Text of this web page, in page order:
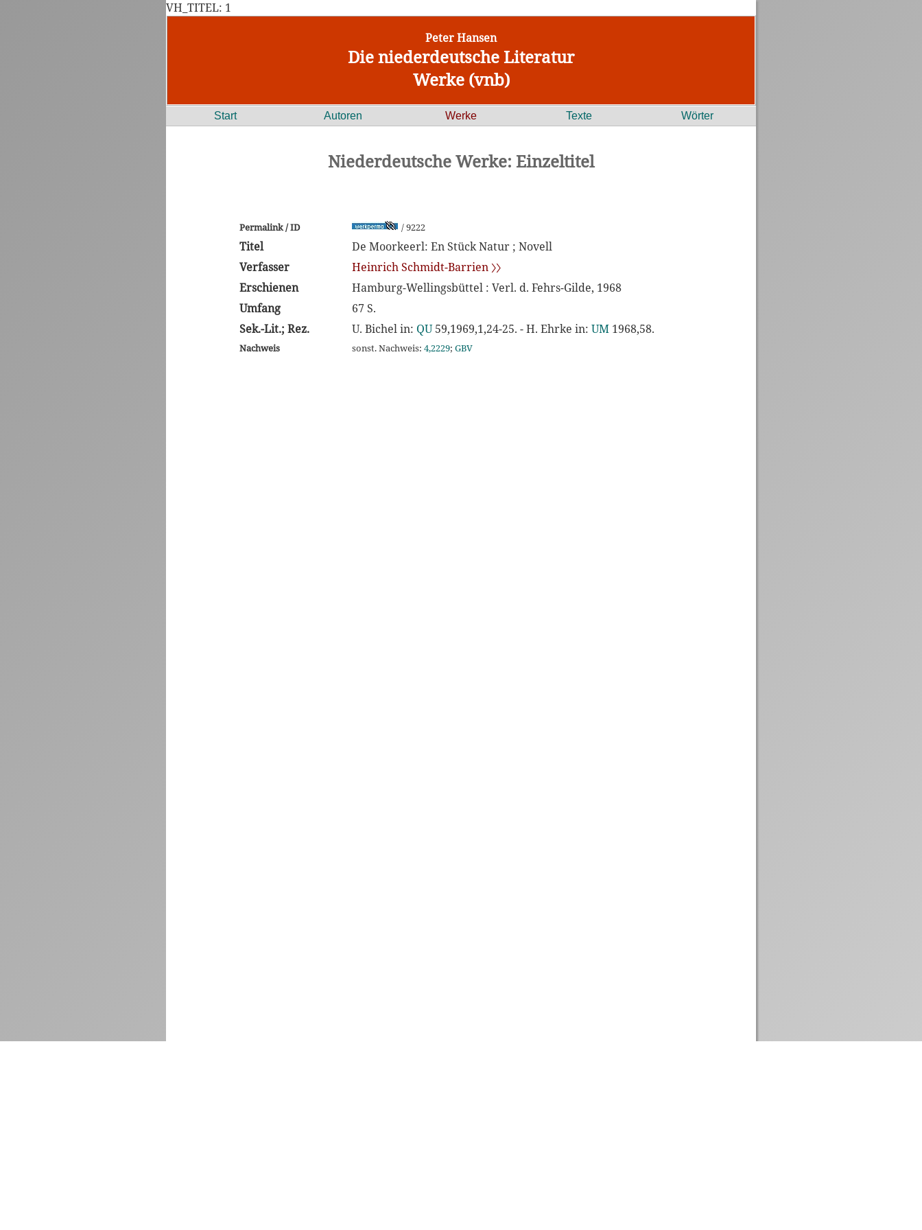
VH_TITEL: 1
Peter Hansen
Die niederdeutsche Literatur
Werke (vnb)
Start Autoren Werke Texte Wörter
Niederdeutsche Werke: Einzeltitel
Permalink / ID / 9222
Titel
De Moorkeerl: En Stück Natur ; Novell
Verfasser
Heinrich Schmidt-Barrien 〉〉
Erschienen
Hamburg-Wellingsbüttel : Verl. d. Fehrs-Gilde, 1968
Umfang
67 S.
Sek.-Lit.; Rez.
U. Bichel in: QU59,1969,1,24-25. - H. Ehrke in: UM 1968,58.
Nachweis sonst. Nachweis: 4,2229; GBV